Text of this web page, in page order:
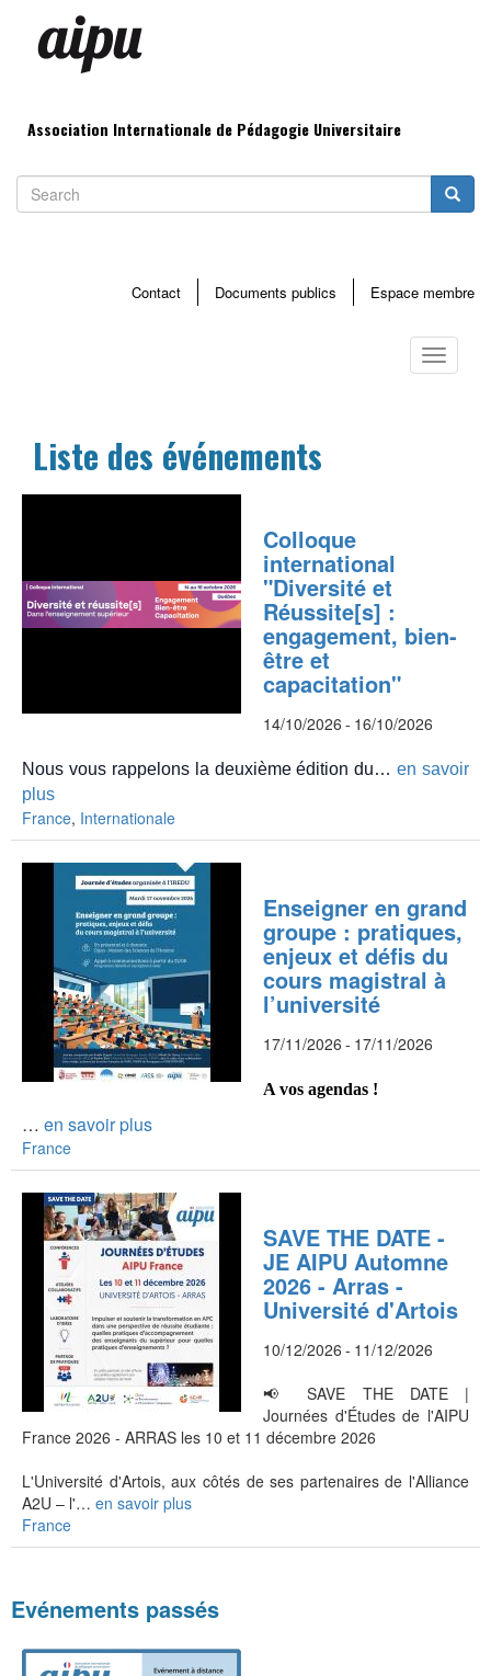
contenu
Association Internationale de Pédagogie Universitaire
Search
Espace membre
Documents publics
Contact
Toggle
Liste des événements
Colloque
international
"Diversité et
Réussite[s] :
engagement, bien-
être et
capacitation"
14/10/2026 - 16/10/2026
Nous vous rappelons la deuxième édition du…en savoir
plus
France, Internationale
Enseigner en grand
groupe : pratiques,
enjeux et défis du
cours magistral à
l’université
17/11/2026 - 17/11/2026
A vos agendas !
… en savoir plus
France
SAVE THE DATE -
JE AIPU Automne
2026 - Arras -
Université d'Artois
10/12/2026 - 11/12/2026
📢 SAVE THE DATE |
Journées d'Études de l'AIPU
France 2026 - ARRAS les 10 et 11 décembre 2026
L'Université d'Artois, aux côtés de ses partenaires de l'Alliance
A2U – l'… en savoir plus
France
Evénements passés